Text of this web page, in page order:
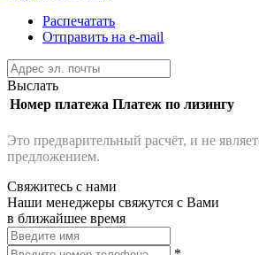
Распечатать
Отправить на e-mail
Выслать
Номер платежа Платеж по лизингу
Это предварительный расчёт, и не
предложением.
Свяжитесь с нами
Наши менеджеры свяжутся с Вами
в ближайшее время